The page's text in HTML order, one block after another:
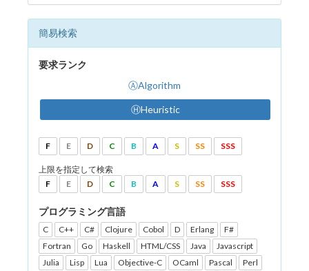
簡易検索
要求ランク
ⒶAlgorithm
ⒽHeuristic
F E D C B A S SS SSS
上限を指定して検索
F
E D C B A S SS SSS
プログラミング言語
C C++ C# Clojure Cobol D Erlang
F#
Fortran
Go Haskell HTML/CSS Java
Javascript
Julia
Lisp Lua Objective-C OCaml Pascal
Perl